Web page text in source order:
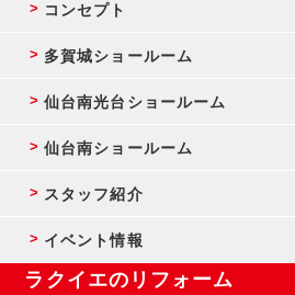
コンセプト
多賀城ショールーム
仙台南光台ショールーム
仙台南ショールーム
スタッフ紹介
イベント情報
ラクイエのリフォーム